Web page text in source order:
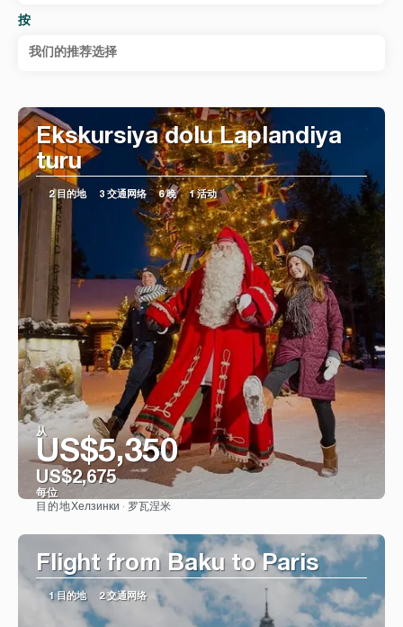
按
我们的推荐选择
Ekskursiya dolu Laplandiya
turu
2 目的地 3 交通网络 6 晚 1 活动
从
US$5,350
US$2,675
每位
目的地Хелзинки · 罗瓦涅米
Flight from Baku to Paris
1 目的地 2 交通网络